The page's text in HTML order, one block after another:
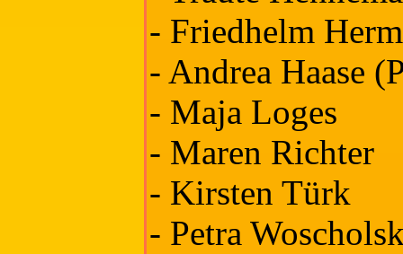
- Friedhelm
- Andrea Haase
- Maja Loges
- Maren Richter
- Kirsten Türk
- Petra